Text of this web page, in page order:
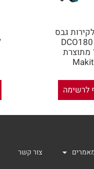
גבס
נטען DCO180
18V מתוצרת
לרשימה
צור קשר